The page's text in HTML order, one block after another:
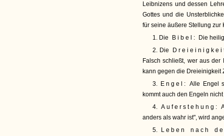
Leibnizens und dessen
Gottes und die
für seine äußere Stellung zur
1. Die
Bibel:
Die
2. Die
Falsch schließt, wer aus
kann gegen die Dreieinigkeit
3. Engel: Alle Engel
kommt auch den Engeln
4. Auferstehung:
anders als wahr ist", wird
5.
Leben nach